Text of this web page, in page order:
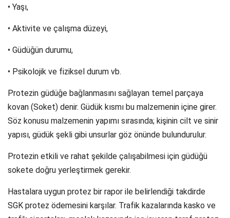
• Yaşı,
• Aktivite ve çalışma düzeyi,
• Güdüğün durumu,
• Psikolojik ve fiziksel durum vb.
Protezin güdüğe bağlanmasını sağlayan temel parçaya
kovan (Soket) denir. Güdük kısmı bu malzemenin içine girer.
Söz konusu malzemenin yapımı sırasında; kişinin cilt ve sinir
yapısı, güdük şekli gibi unsurlar göz önünde bulundurulur.
Protezin etkili ve rahat şekilde çalışabilmesi için güdüğü
sokete doğru yerleştirmek gerekir.
Hastalara uygun protez bir rapor ile belirlendiği takdirde
SGK protez ödemesini karşılar. Trafik kazalarında kasko ve